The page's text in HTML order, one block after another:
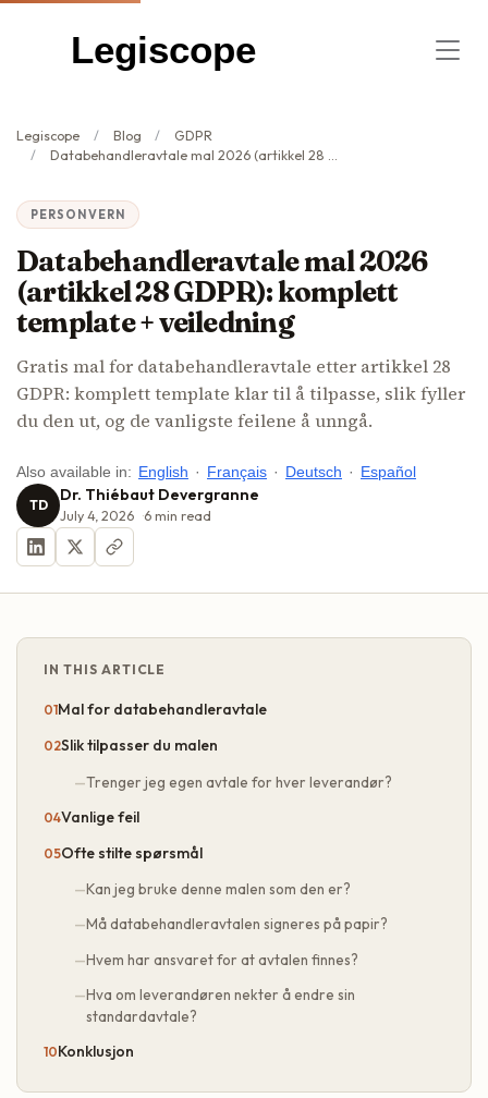
Legiscope
Legiscope Blog
GDPR
Databehandleravtale mal 2026 (artikkel 28 GDPR): komplett template + veiledning
PERSONVERN
Databehandleravtale mal 2026
(artikkel 28 GDPR): komplett
template + veiledning
Gratis mal for databehandleravtale etter artikkel 28
GDPR: komplett template klar til å tilpasse, slik fyller
du den ut, og de vanligste feilene å unngå.
Also available in: English · Français · Deutsch · Español
TD Dr. Thiébaut Devergranne
July 4, 2026 6 min read
IN THIS ARTICLE
Mal for databehandleravtale
Slik tilpasser du malen
Trenger jeg egen avtale for hver leverandør?
Vanlige feil
Ofte stilte spørsmål
Kan jeg bruke denne malen som den er?
Må databehandleravtalen signeres på papir?
Hvem har ansvaret for at avtalen finnes?
Hva om leverandøren nekter å endre sin
standardavtale?
Konklusjon